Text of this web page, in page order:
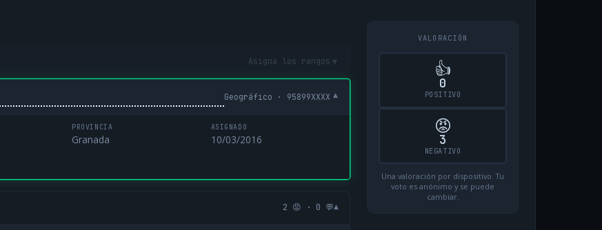
Asigna los rangos ▾
Geográfico · 95899XXXX ▾
PROVINCIA
Granada
ASIGNADO
10/03/2016
2 😡 · 0 💬▾
VALORACIÓN
👍
0
POSITIVO
😡
3
NEGATIVO
Una valoración por dispositivo. Tu
voto es anónimo y se puede
cambiar.